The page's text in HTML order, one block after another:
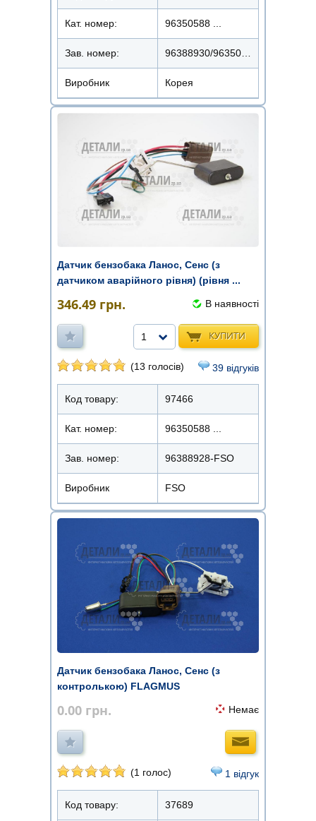
Кат. номер: 96350588 ...
Зав. номер:
Виробник Корея
Датчик бензобака Ланос, Сенс (з
датчиком аварійного рівня) (рівня ...
346.49 грн. В наявності
КУПИТИ
1
(13 голосів) 39 відгуків
Код товару: 97466
Кат. номер: 96350588 ...
Зав. номер: 96388928-FSO
Виробник FSO
Датчик бензобака Ланос, Сенс (з
контролькою) FLAGMUS
0.00 грн. Немає
(1 голос) 1 відгук
Код товару: 37689